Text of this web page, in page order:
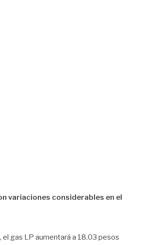
variaciones considerables en el
el gas LP aumentará a 18.03 pesos